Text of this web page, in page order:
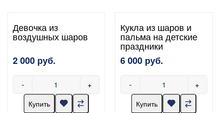
Девочка из
воздушных шаров
2 000 руб.
- +
Купить
Кукла из шаров и
пальма на детские
праздники
6 000 руб.
- +
Купить